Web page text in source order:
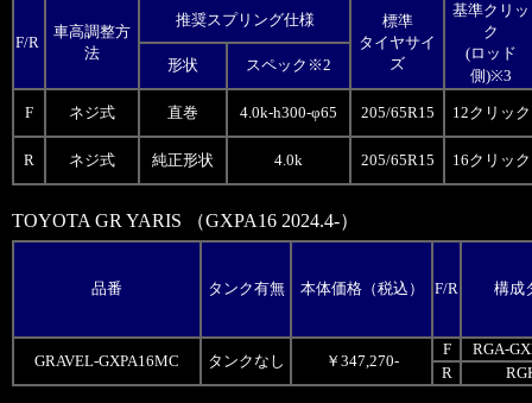
F/R
車高調整方
法
推奨スプリング仕様
標準
タイヤサイ
ズ
基準クリッ
ク
(ロッド
側)※3
形状 スペック※2
F ネジ式 直巻 4.0k-h300-φ65 205/65R15 12クリック
R ネジ式 純正形状 4.0k 205/65R15 16クリック
TOYOTA GR YARIS （GXPA16 2024.4-）
品番 タンク有無 本体価格（税込） F/R 構成
GRAVEL-GXPA16MC タンクなし ￥347,270-
F
RGA-
R